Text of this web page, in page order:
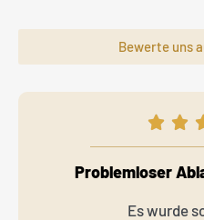
Bewerte uns
Problemloser
Es wurde